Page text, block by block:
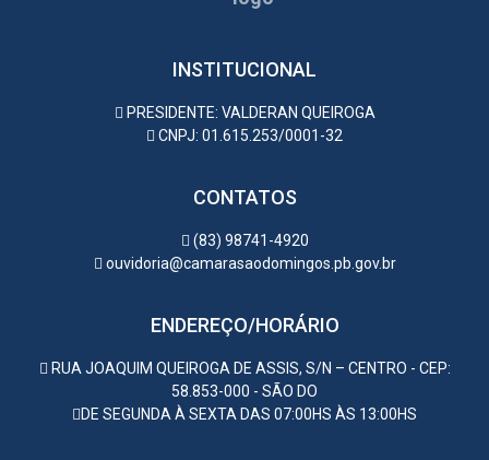
INSTITUCIONAL
PRESIDENTE: VALDERAN QUEIROGA
CNPJ: 01.615.253/0001-32
CONTATOS
(83) 98741-4920
ouvidoria@camarasaodomingos.pb.gov.br
ENDEREÇO/HORÁRIO
RUA JOAQUIM QUEIROGA DE ASSIS, S/N – CENTRO - CEP:
58.853-000 - SÃO DO
DE SEGUNDA À SEXTA DAS 07:00HS ÀS 13:00HS